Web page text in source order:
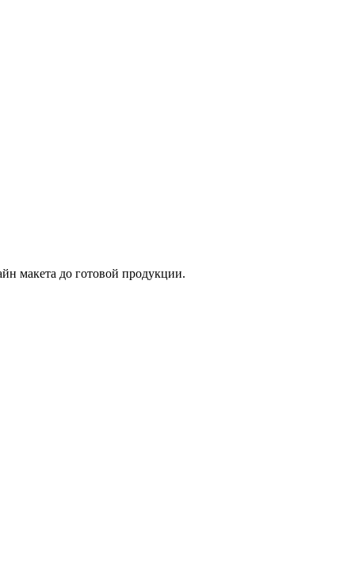
макета до готовой продукции.